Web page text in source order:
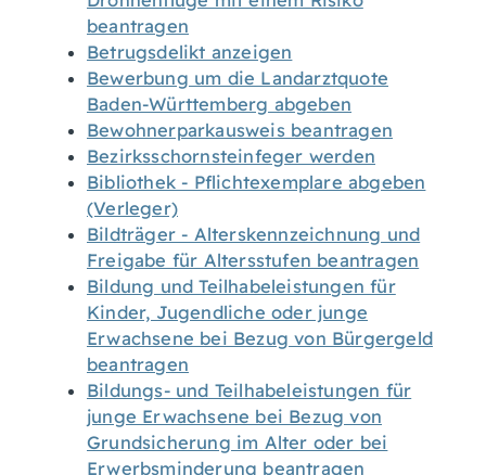
beantragen
Betrugsdelikt anzeigen
Bewerbung um die Landarztquote
Baden-Württemberg abgeben
Bewohnerparkausweis beantragen
Bezirksschornsteinfeger werden
Bibliothek - Pflichtexemplare abgeben
(Verleger)
Bildträger - Alterskennzeichnung und
Freigabe für Altersstufen beantragen
Bildung und Teilhabeleistungen für
Kinder, Jugendliche oder junge
Erwachsene bei Bezug von Bürgergeld
beantragen
Bildungs- und Teilhabeleistungen für
junge Erwachsene bei Bezug von
Grundsicherung im Alter oder bei
Erwerbsminderung beantragen